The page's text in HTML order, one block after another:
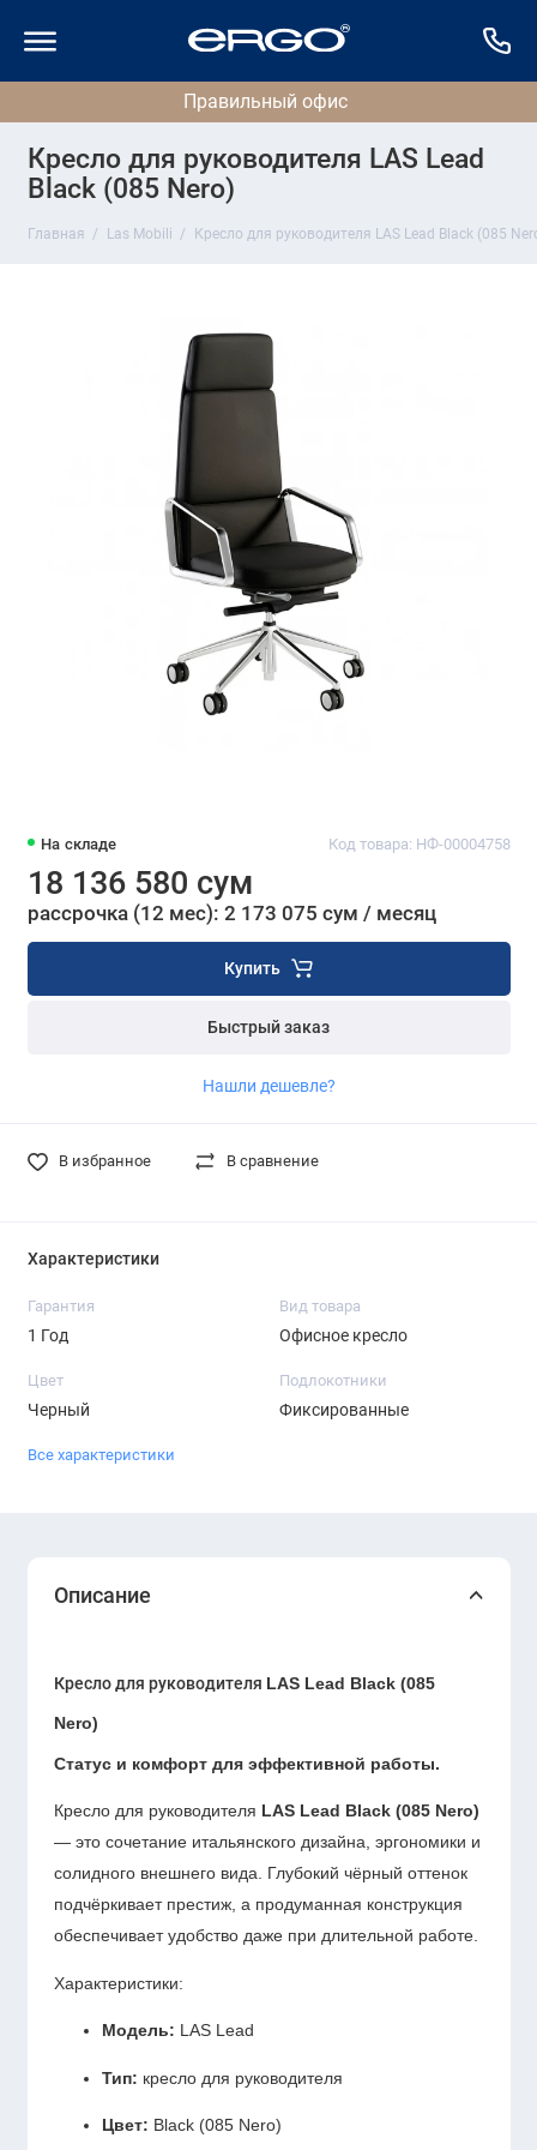
Кресло для руководителя LAS Lead
Black (085 Nero)
Главная Las Mobili Кресло для руководителя LAS Lead Black (085
На складе Код товара: НФ-00004758
18 136 580 сум
рассрочка (12 мес): 2 173 075 сум / месяц
Купить
Быстрый заказ
Нашли дешевле?
В избранное В сравнение
Характеристики
Гарантия
1 Год
Вид товара
Офисное кресло
Цвет
Черный
Подлокотники
Фиксированные
Все характеристики
Описание
Кресло для руководителя LAS Lead Black (085
Nero)
Статус и комфорт для эффективной работы.
Кресло для руководителя LAS Lead Black (085 Nero)
— это сочетание итальянского дизайна, эргономики и
солидного внешнего вида. Глубокий чёрный оттенок
подчёркивает престиж, а продуманная конструкция
обеспечивает удобство даже при длительной работе.
Характеристики:
Модель: LAS Lead
Тип: кресло для руководителя
Цвет: Black (085 Nero)